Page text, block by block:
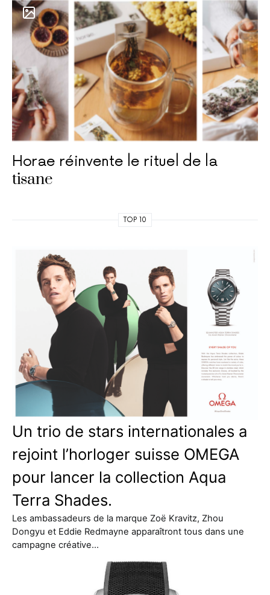
Horae réinvente le rituel de la
tisane
TOP 10
Un trio de stars internationales a
rejoint l’horloger suisse OMEGA
pour lancer la collection Aqua
Terra Shades.
Les ambassadeurs de la marque Zoë Kravitz, Zhou
Dongyu et Eddie Redmayne apparaîtront tous dans une
campagne créative…